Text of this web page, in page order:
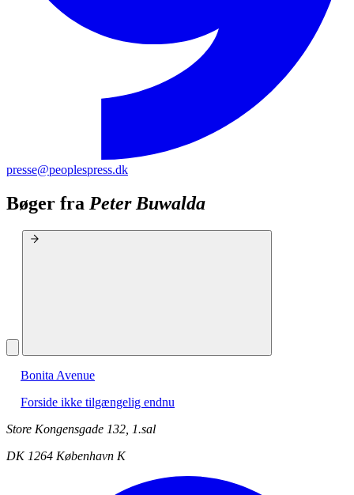
presse@peoplespress.dk
Bøger fra Peter Buwalda
Bonita Avenue
Forside ikke tilgængelig endnu
Store Kongensgade 132, 1.sal
DK 1264 København K